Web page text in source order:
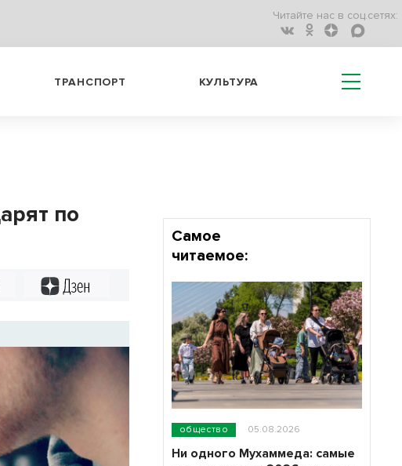
Читайте нас в соц.сетях:
ТРАНСПОРТ КУЛЬТУРА
по
Самое
читаемое:
общество 05.08.2026
Ни одного Мухаммеда: самые